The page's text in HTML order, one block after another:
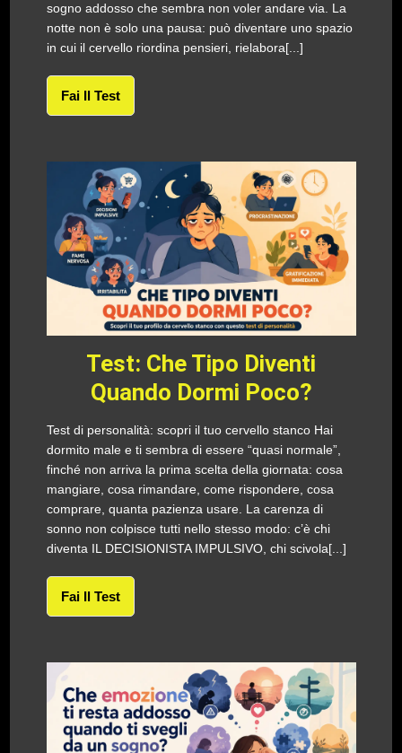
sogno addosso che sembra non voler andare via. La
notte non è solo una pausa: può diventare uno spazio
in cui il cervello riordina pensieri, rielabora[...]
Fai Il Test
Test: Che Tipo Diventi
Quando Dormi Poco?
Test di personalità: scopri il tuo cervello stanco Hai
dormito male e ti sembra di essere “quasi normale”,
finché non arriva la prima scelta della giornata: cosa
mangiare, cosa rimandare, come rispondere, cosa
comprare, quanta pazienza usare. La carenza di
sonno non colpisce tutti nello stesso modo: c’è chi
diventa IL DECISIONISTA IMPULSIVO, chi scivola[...]
Fai Il Test